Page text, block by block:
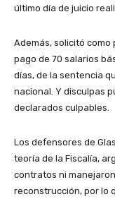
último día de juicio
Además, solicitó como
pago de 70 salarios
días, de la sentencia
nacional. Y disculpas
declarados culpables.
Los defensores de
teoría de la Fiscalía,
contratos ni
reconstrucción, por lo